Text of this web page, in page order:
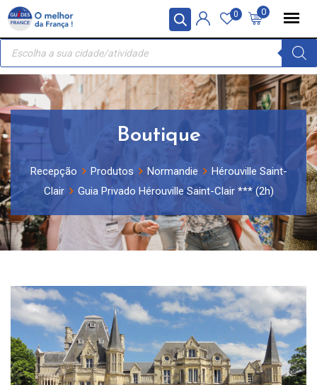
Painel de Gerenciamento de Cookies
Skip
content
0
0
Recherche
produits
Boutique
Recepção Produtos Normandie
Hérouville Saint-
Clair
Guia Privado Hérouville Saint-Clair *** (2h)